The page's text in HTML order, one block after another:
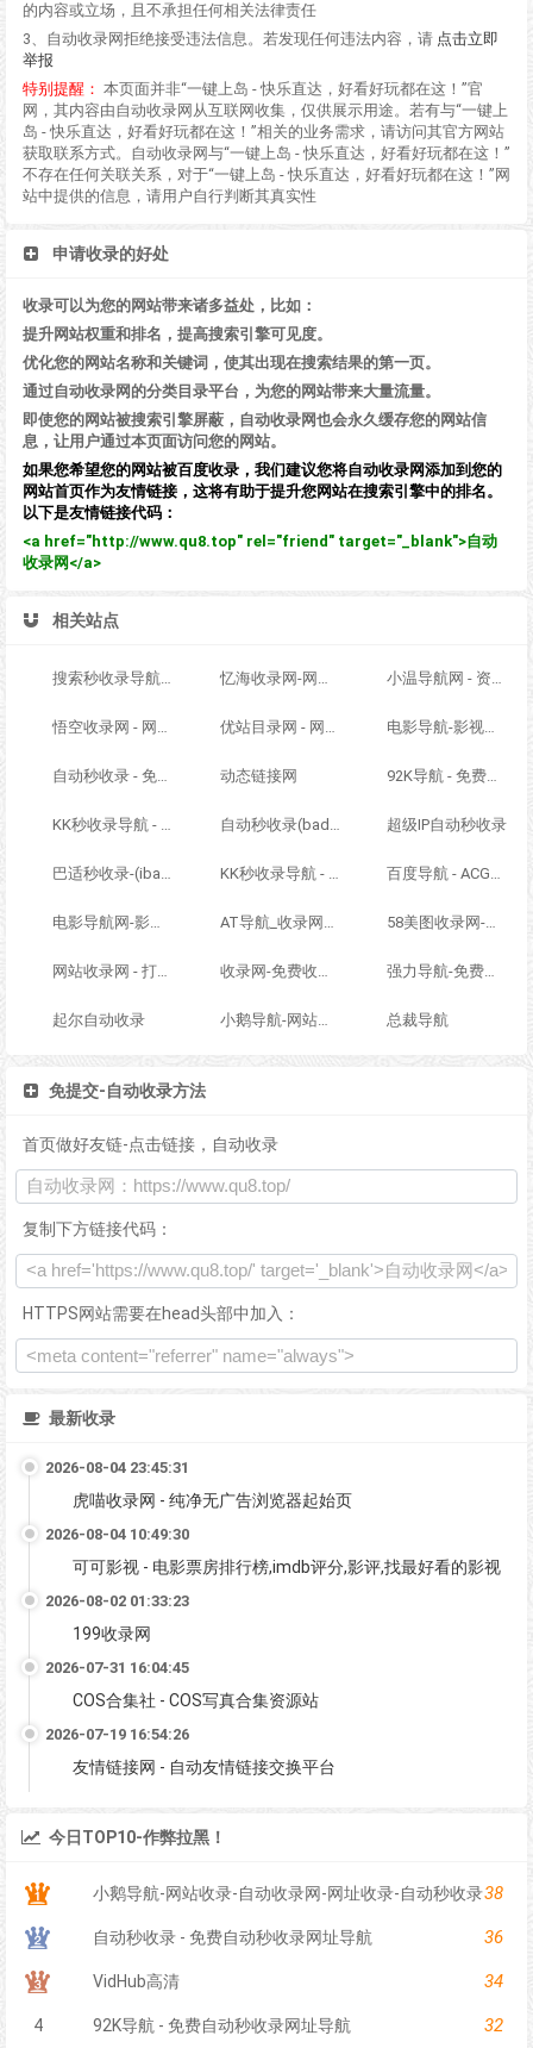
的内容或立场，且不承担任何相关法律责任
3、自动收录网拒绝接受违法信息。若发现任何违法内容，请 点击立即
举报
特别提醒： 本页面并非“一键上岛 - 快乐直达，好看好玩都在这！”官
网，其内容由自动收录网从互联网收集，仅供展示用途。若有与“一键上
岛 - 快乐直达，好看好玩都在这！”相关的业务需求，请访问其官方网站
获取联系方式。自动收录网与“一键上岛 - 快乐直达，好看好玩都在这！”
不存在任何关联关系，对于“一键上岛 - 快乐直达，好看好玩都在这！”网
站中提供的信息，请用户自行判断其真实性
申请收录的好处
收录可以为您的网站带来诸多益处，比如：
提升网站权重和排名，提高搜索引擎可见度。
优化您的网站名称和关键词，使其出现在搜索结果的第一页。
通过自动收录网的分类目录平台，为您的网站带来大量流量。
即使您的网站被搜索引擎屏蔽，自动收录网也会永久缓存您的网站信
息，让用户通过本页面访问您的网站。
如果您希望您的网站被百度收录，我们建议您将自动收录网添加到您的
网站首页作为友情链接，这将有助于提升您网站在搜索引擎中的排名。
以下是友情链接代码：
<a href="http://www.qu8.top" rel="friend" target="_blank">自动
收录网</a>
相关站点
搜索秒收录导航 - ACG萌次元丨ACG导航网丨二次元导航丨资源网导航丨福利网址导航 - SS秒收录导航网 忆海收录网-网址外链_自动收录网站_自助友情链接平台_网站广告_软文发布_站长交易_站长资源 小温导航网 - 资源网址导航，汇集各大资源网，全网优质教程技术网，搜集资源就从这里开始
悟空收录网 - 网址导航大全 | 网站免费收录 | 软文外链发布平台 优站目录网 - 网址导航分类网站目录 - 自助网址提交自动收录 电影导航-影视导航-电影站收录-自动收录网-网站收录
自动秒收录 - 免费自动秒收录网址导航 动态链接网 92K导航 - 免费自动秒收录网址导航
KK秒收录导航 - ACG萌次元丨ACG导航网丨二次元导航丨资源网导航丨福利网址导航 - KK秒收录导航网 自动秒收录(badfl.com) - 全自动秒收录网 超级IP自动秒收录
巴适秒收录-(ibashi.net) - 巴适导航分类网站目录 - 自助网址提交自动收录 KK秒收录导航 - ACG萌次元丨ACG导航网丨二次元导航丨资源网导航丨福利网址导航 - KK秒收录导航网 百度导航 - ACG萌次元丨ACG导航网丨二次元导航丨资源网导航丨福利网址导航 - BaiDu导航
电影导航网-影视导航-电影搜索-影视搜索-电影站收录 AT导航_收录网_免费收录网站_自动收录网_秒收录 58美图收录网-自动收录网站-流量交换-自动链
网站收录网 - 打造最与众不同的站点收录网 收录网-免费收录正规网站-免费发布软文 强力导航-免费网站分类导航，提交收录，秒收录
起尔自动收录 小鹅导航-网站收录-自动收录网-网址收录-自动秒收录 总裁导航
免提交-自动收录方法
首页做好友链-点击链接，自动收录
复制下方链接代码：
HTTPS网站需要在head头部中加入：
最新收录
2026-08-04 23:45:31
虎喵收录网 - 纯净无广告浏览器起始页
2026-08-04 10:49:30
可可影视 - 电影票房排行榜,imdb评分,影评,找最好看的影视
2026-08-02 01:33:23
199收录网
2026-07-31 16:04:45
COS合集社 - COS写真合集资源站
2026-07-19 16:54:26
友情链接网 - 自动友情链接交换平台
今日TOP10-作弊拉黑！
小鹅导航-网站收录-自动收录网-网址收录-自动秒收录38
自动秒收录 - 免费自动秒收录网址导航 36
VidHub高清 34
4 92K导航 - 免费自动秒收录网址导航 32